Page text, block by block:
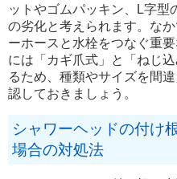
ットやゴムパッキン、L字型
の劣化と考えられます。な
ーホースと水栓をつなぐ重
には「カギ爪式」と「ねじ
るため、種類やサイズを間
認しておきましょう。
シャワーヘッドの付け
場合の対処法